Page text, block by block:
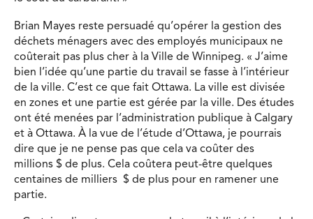
Brian Mayes reste persuadé qu’opérer la gestion des
déchets ménagers avec des employés municipaux ne
coûterait pas plus cher à la Ville de Winnipeg. « J’aime
bien l’idée qu’une partie du travail se fasse à l’intérieur
de la ville. C’est ce que fait Ottawa. La ville est divisée
en zones et une partie est gérée par la ville. Des études
ont été menées par l’administration publique à Calgary
et à Ottawa. À la vue de l’étude d’Ottawa, je pourrais
dire que je ne pense pas que cela va coûter des
millions $ de plus. Cela coûtera peut-être quelques
centaines de milliers $ de plus pour en ramener une
partie.